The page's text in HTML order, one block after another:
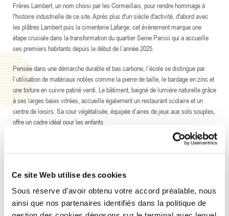
Ce site Web utilise des cookies
Sous réserve d’avoir obtenu votre accord préalable, nous
ainsi que nos partenaires identifiés dans la politique de
Frères Lambert, un nom choisi par les Cormeillais, pour rendre hommage à
l'histoire industrielle de ce site. Après plus d'un siècle d'activité, d'abord avec
les plâtres Lambert puis la cimenterie Lafarge, cet évènement marque une
étape cruciale dans la transformation du quartier Seine Parisii qui a accueille
ses premiers habitants depuis le début de l’année 2025.
Pensée dans une démarche durable et bas carbone, l’école se distingue par
l’utilisation de matériaux nobles comme la pierre de taille, le bardage en zinc et
une toiture en cuivre patiné verdi. Le bâtiment, baigné de lumière naturelle grâce
à ses larges baies vitrées, accueille également un restaurant scolaire et un
centre de loisirs. Sa cour végétalisée, équipée d’aires de jeux aux sols souples,
offre un cadre idéal pour les enfants.
Réalisé sous maîtrise d’ouvrage de la ville de Cormeilles-en-Parisis, cet
équipement public a été financé dans le cadre du Projet Urbain Partenarial par
Parisis.
L’inauguration a été suivie d’un après-midi portes ouvertes et d’une kermesse,
permettant aux habitants, aux futurs élèves et aux curieux de découvrir ce